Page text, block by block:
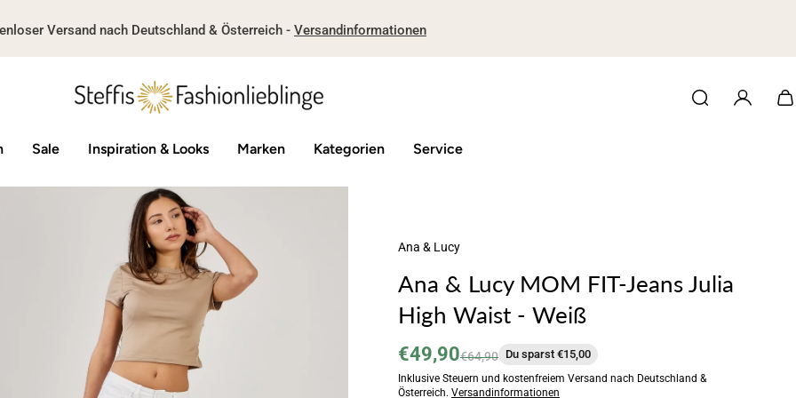
Versand nach Deutschland & Österreich - Versandinformationen
Sale Inspiration & Looks Marken Kategorien Service
Ana & Lucy
Ana & Lucy MOM FIT-Jeans Julia
High Waist - Weiß
€49,90€64,90 Du sparst €15,00
Inklusive Steuern und kostenfreiem Versand nach Deutschland &
Österreich. Versandinformationen